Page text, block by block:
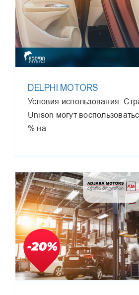
DELPHI MOTORS
Условия использования:
Unison могут
% на